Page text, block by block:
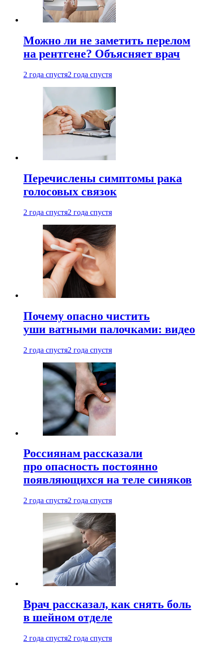
Можно ли не заметить перелом
на рентгене? Объясняет врач
2 года спустя2 года спустя
Перечислены симптомы рака
голосовых связок
2 года спустя2 года спустя
Почему опасно чистить
уши ватными палочками: видео
2 года спустя2 года спустя
Россиянам рассказали
про опасность постоянно
появляющихся на теле синяков
2 года спустя2 года спустя
Врач рассказал, как снять боль
в шейном отделе
2 года спустя2 года спустя